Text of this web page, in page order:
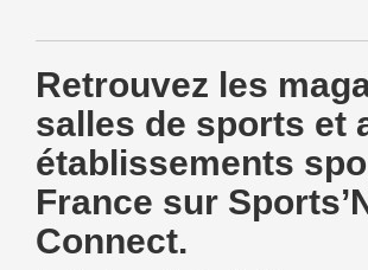
Retrouvez les
salles de sports et
établissements
France sur
Connect.